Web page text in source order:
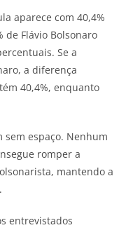
aparece com 40,4%
de Flávio Bolsonaro
Se a
a diferença
40,4%, enquanto
espaço. Nenhum
romper a
mantendo a
entrevistados